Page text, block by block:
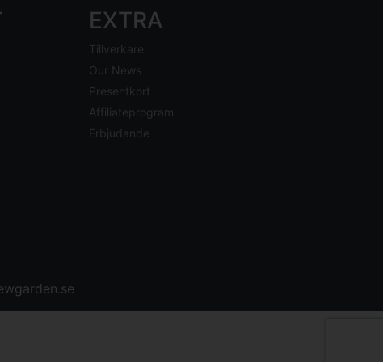
EXTRA
Tillverkare
Our News
Presentkort
Affiliateprogram
Erbjudande